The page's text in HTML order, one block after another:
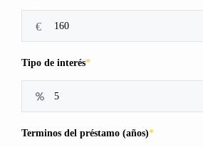
€
Tipo de interés*
Terminos del préstamo (años)*